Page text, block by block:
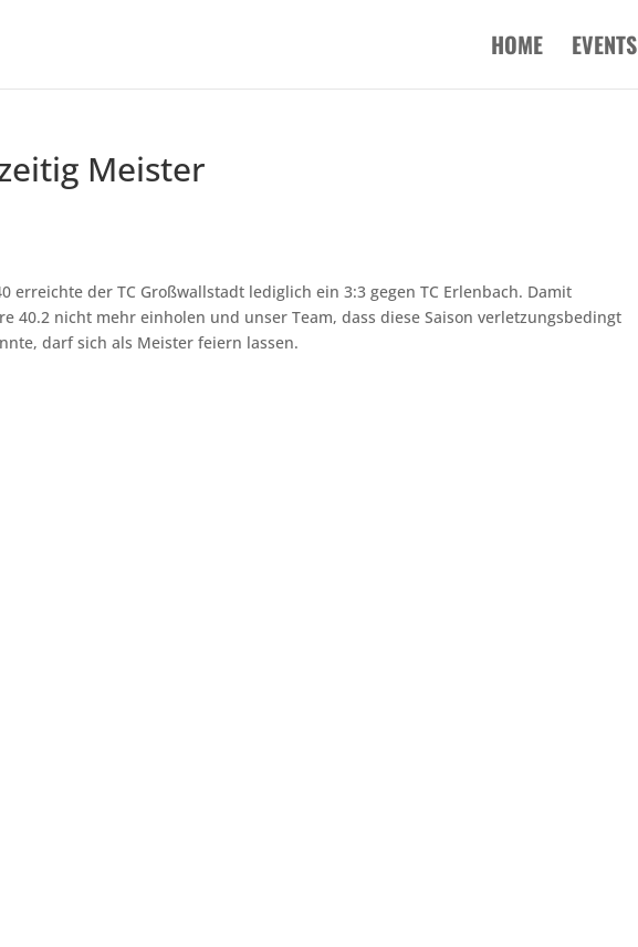
HOME EVENTS
Meister
erreichte der TC Großwallstadt lediglich ein 3:3 gegen TC Erlenbach. Damit
40.2 nicht mehr einholen und unser Team, dass diese Saison verletzungsbedingt
darf sich als Meister feiern lassen.